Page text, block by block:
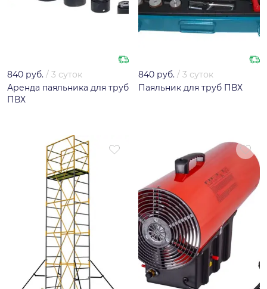
840 руб. / 3 суток
Аренда паяльника для труб
ПВХ
840 руб. / 3 суток
Паяльник для труб ПВХ